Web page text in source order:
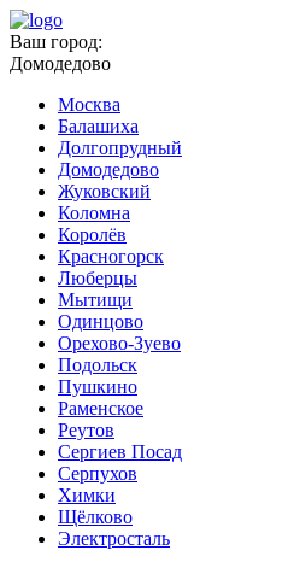
Ваш город:
Домодедово
Москва
Балашиха
Долгопрудный
Домодедово
Жуковский
Коломна
Королёв
Красногорск
Люберцы
Мытищи
Одинцово
Орехово-Зуево
Подольск
Пушкино
Раменское
Реутов
Сергиев Посад
Серпухов
Химки
Щёлково
Электросталь